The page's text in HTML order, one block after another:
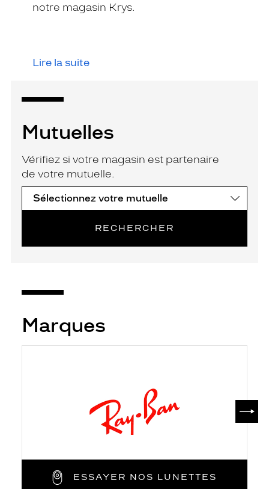
notre magasin Krys.
Lire la suite
Mutuelles
Vérifiez si votre magasin est partenaire
de votre mutuelle.
RECHERCHER
Marques
ESSAYER NOS LUNETTES